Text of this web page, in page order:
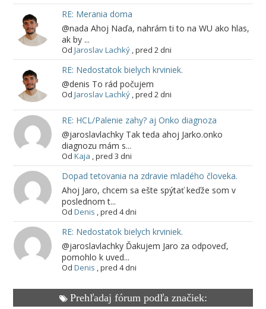
RE: Merania doma
@nada Ahoj Naďa, nahrám ti to na WU ako hlas,
ak by ...
Od Jaroslav Lachký,pred 2 dni
RE: Nedostatok bielych krviniek.
@denis To rád počujem
Od Jaroslav Lachký,pred 2 dni
RE: HCL/Palenie zahy? aj Onko diagnoza
@jaroslavlachky Tak teda ahoj Jarko.onko
diagnozu mám s...
Od Kaja ,pred 3 dni
Dopad tetovania na zdravie mladého človeka.
Ahoj Jaro, chcem sa ešte spýtať keďže som v
poslednom t...
Od Denis ,pred 4 dni
RE: Nedostatok bielych krviniek.
@jaroslavlachky Ďakujem Jaro za odpoveď,
pomohlo k uved...
Od Denis ,pred 4 dni
Prehľadaj fórum podľa značiek: